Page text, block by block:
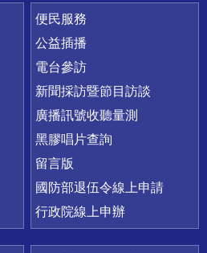
便民服務
公益插播
電台參訪
新聞採訪暨節目訪談
廣播訊號收聽量測
黑膠唱片查詢
留言版
國防部退伍令線上申請
行政院線上申辦